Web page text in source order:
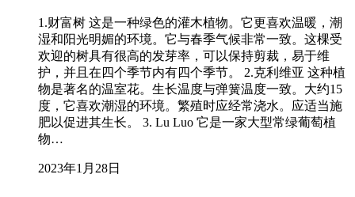
1.财富树 这是一种绿色的灌木植物。它更喜欢温暖，潮
湿和阳光明媚的环境。它与春季气候非常一致。这棵受
欢迎的树具有很高的发芽率，可以保持剪裁，易于维
护，并且在四个季节内有四个季节。 2.克利维亚 这种植
物是著名的温室花。生长温度与弹簧温度一致。大约15
度，它喜欢潮湿的环境。繁殖时应经常浇水。应适当施
肥以促进其生长。 3. Lu Luo 它是一家大型常绿葡萄植
物…
2023年1月28日